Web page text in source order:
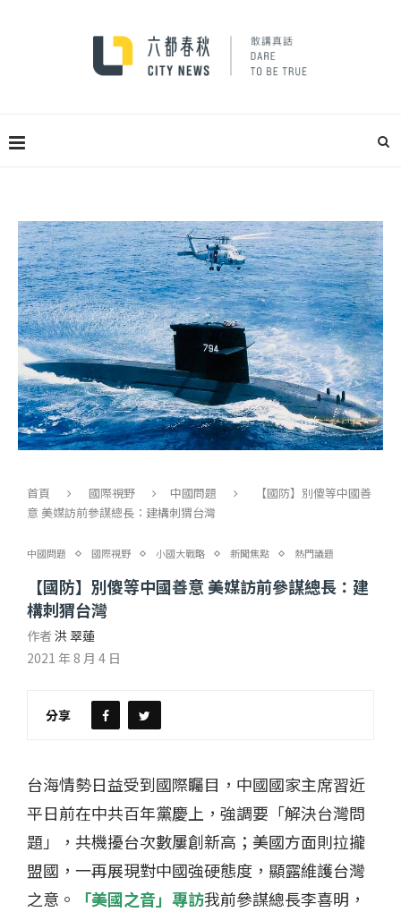
首頁 國際視野 中國問題
【國防】別傻等中國善
意 美媒訪前參謀總長：建構刺猬台灣
中國問題 國際視野 小國大戰略 新聞焦點 熱門議題
【國防】別傻等中國善意 美媒訪前參謀總長：建
構刺猬台灣
作者 洪 翠蓮
2021 年 8 月 4 日
分享
台海情勢日益受到國際矚目，中國國家主席習近
平日前在中共百年黨慶上，強調要「解決台灣問
題」，共機擾台次數屢創新高；美國方面則拉攏
盟國，一再展現對中國強硬態度，顯露維護台灣
之意。
「美國之音」專訪我前參謀總長李喜明，